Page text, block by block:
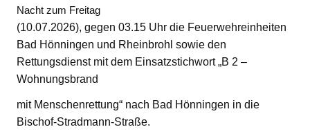
Nacht zum Freitag
(10.07.2026), gegen 03.15 Uhr die Feuerwehreinheiten
Bad Hönningen und Rheinbrohl sowie den
Rettungsdienst mit dem Einsatzstichwort „B 2 –
Wohnungsbrand
mit Menschenrettung“ nach Bad Hönningen in die
Bischof-Stradmann-Straße.